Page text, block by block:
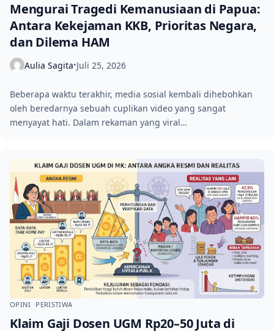
Mengurai Tragedi Kemanusiaan di Papua:
Antara Kekejaman KKB, Prioritas Negara,
dan Dilema HAM
Aulia Sagita•Juli 25, 2026
Beberapa waktu terakhir, media sosial kembali dihebohkan
oleh beredarnya sebuah cuplikan video yang sangat
menyayat hati. Dalam rekaman yang viral…
OPINI PERISTIWA
Klaim Gaji Dosen UGM Rp20–50 Juta di